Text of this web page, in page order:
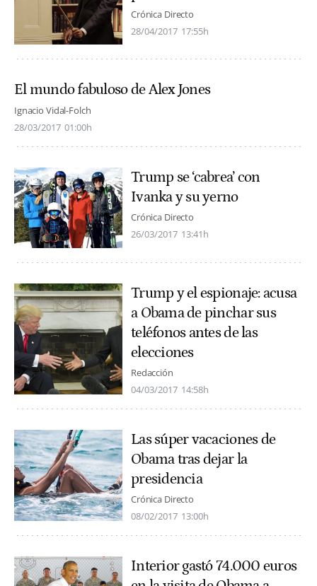
Crónica Directo
28/04/2017 17:55h
El mundo fabuloso de Alex Jones
Ignacio Vidal-Folch
28/03/2017 01:00h
Trump se ‘cabrea’ con
Ivanka y su yerno
Crónica Directo
26/03/2017 13:41h
Trump y el espionaje: acusa
a Obama de pinchar sus
teléfonos antes de las
elecciones
Redacción
04/03/2017 14:58h
Las súper vacaciones de
Obama tras dejar la
presidencia
Crónica Directo
08/02/2017 13:00h
Interior gastó 74.000 euros